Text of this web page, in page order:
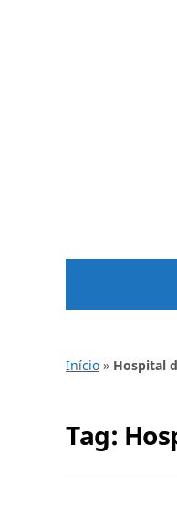
Início » Hospital
Tag: